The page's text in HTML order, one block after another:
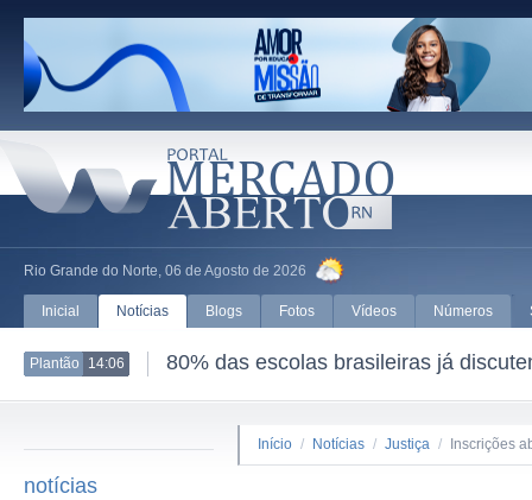
Rio Grande do Norte, 06 de Agosto de 2026
Inicial Notícias Blogs Fotos Vídeos Números
Plantão 14:06 80% das escolas brasileiras já
notícias
Início / Notícias / Justiça / Inscrições